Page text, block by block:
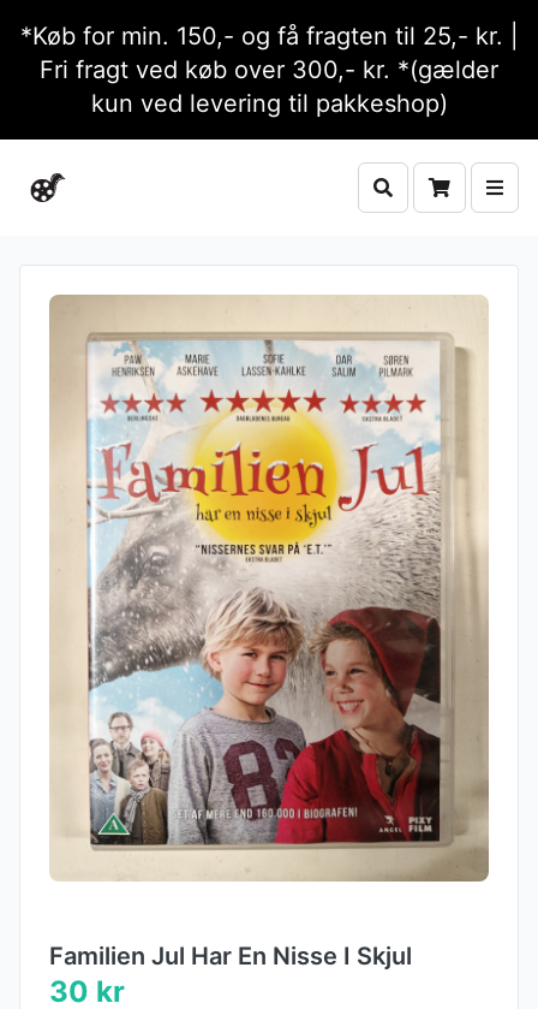
*Køb for min. 150,- og få fragten til 25,- kr. |
Fri fragt ved køb over 300,- kr. *(gælder
kun ved levering til pakkeshop)
Familien Jul Har En Nisse I Skjul
30 kr